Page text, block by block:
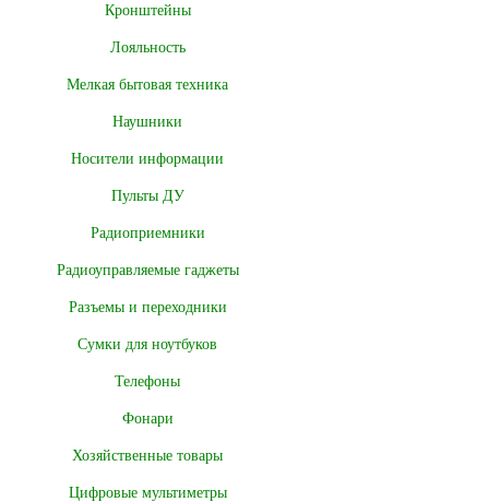
Кронштейны
Лояльность
Мелкая бытовая техника
Наушники
Носители информации
Пульты ДУ
Радиоприемники
Радиоуправляемые гаджеты
Разъемы и переходники
Сумки для ноутбуков
Телефоны
Фонари
Хозяйственные товары
Цифровые мультиметры